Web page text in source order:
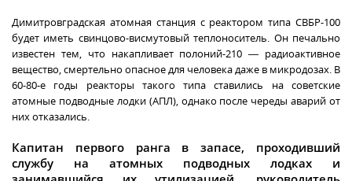
Димитровградская атомная станция с реактором типа СВБР-100
будет иметь свинцово-висмутовый теплоноситель. Он печально
известен тем, что накапливает полоний-210 — радиоактивное
вещество, смертельно опасное для человека даже в микродозах. В
60-80-е годы реакторы такого типа ставились на советские
атомные подводные лодки (АПЛ), однако после череды аварий от
них отказались.
Капитан первого ранга в запасе, проходивший
службу на атомных подводных лодках и